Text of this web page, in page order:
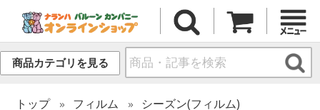
商品カテゴリを見る
トップ フィルム
シーズン(フィルム)